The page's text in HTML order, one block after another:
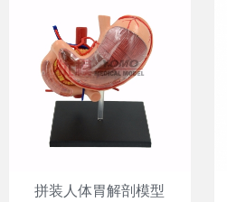
拼装人体胃解剖模型